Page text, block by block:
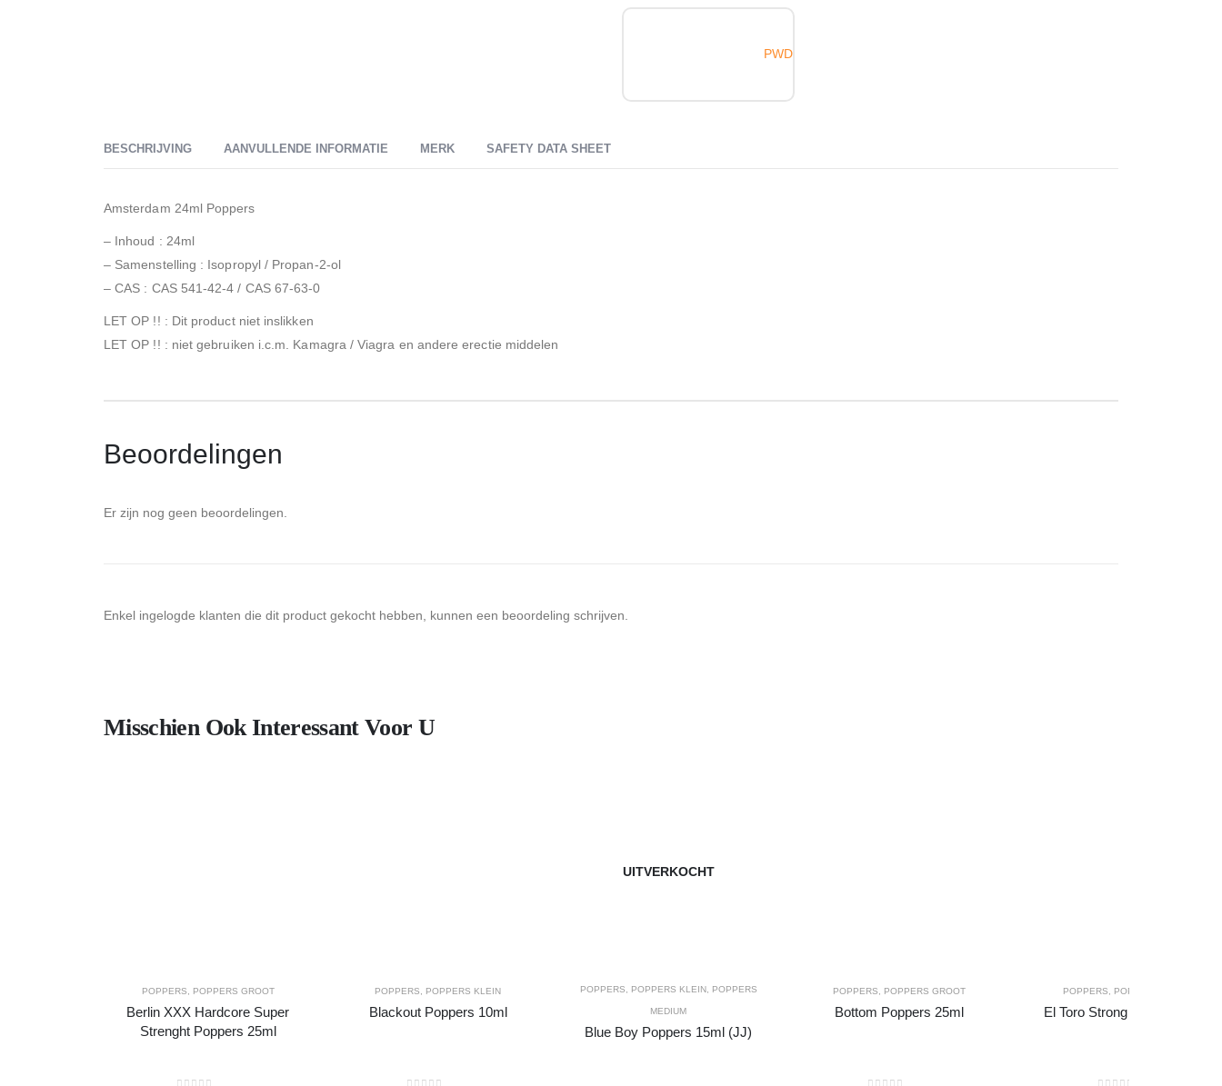
PWD
BESCHRIJVING AANVULLENDE INFORMATIE MERK SAFETY DATA SHEET
Amsterdam 24ml Poppers
– Inhoud : 24ml
– Samenstelling : Isopropyl / Propan-2-ol
– CAS : CAS 541-42-4 / CAS 67-63-0
LET OP !! : Dit product niet inslikken
LET OP !! : niet gebruiken i.c.m. Kamagra / Viagra en andere erectie middelen
Beoordelingen
Er zijn nog geen beoordelingen.
Enkel ingelogde klanten die dit product gekocht hebben, kunnen een beoordeling schrijven.
Misschien Ook Interessant Voor U
POPPERS POPPERS GROOT
Berlin XXX Hardcore Super
Strenght Poppers 25ml
POPPERS POPPERS KLEIN
Blackout Poppers 10ml
UITVERKOCHT
POPPERS POPPERS KLEIN, POPPERS
MEDIUM
Blue Boy Poppers 15ml (JJ)
POPPERS POPPERS GROOT
Bottom Poppers 25ml
POPPERS POPPERS GROOT
El Toro Strong Poppers 24ml